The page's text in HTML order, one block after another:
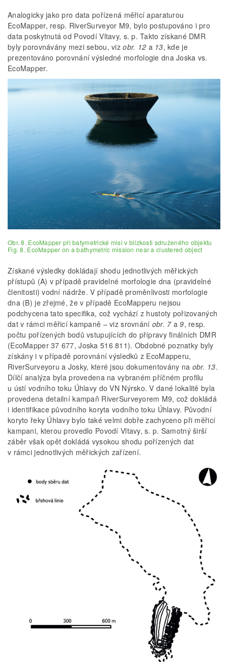
Analogicky jako pro data pořízená měřicí aparaturou
EcoMapper, resp. RiverSurveyor M9, bylo postupováno i pro
data poskytnutá od Povodí Vltavy, s. p. Takto získané DMR
byly porovnávány mezi sebou, vizobr. 12 a 13, kde je
prezentováno porovnání výsledné morfologie dna Joska vs.
EcoMapper.
Obr. 8. EcoMapper při batymetrické misi v blízkosti sdruženého objektu
Fig. 8. EcoMapper on a bathymetric mission near a clustered object
Získané výsledky dokládají shodu jednotlivých měřických
přístupů (A) v případě pravidelné morfologie dna (pravidelné
členitosti) vodní nádrže. V případě proměnlivosti morfologie
dna (B) je zřejmé, že v případě EcoMapperu nejsou
podchycena tato specifika, což vychází z hustoty pořizovaných
dat v rámci měřicí kampaně – viz srovnání obr. 7a9, resp.
počtu pořízených bodů vstupujících do přípravy finálních DMR
(EcoMapper 37 677, Joska 516 811). Obdobné poznatky byly
získány i v případě porovnání výsledků z EcoMapperu,
RiverSurveyoru a Josky, které jsou dokumentovány na obr. 13.
Dílčí analýza byla provedena na vybraném příčném profilu
u ústí vodního toku Úhlavy do VN Nýrsko. V dané lokalitě byla
provedena detailní kampaň RiverSurveyorem M9, což dokládá
i identifikace původního koryta vodního toku Úhlavy. Původní
koryto řeky Úhlavy bylo také velmi dobře zachyceno při měřicí
kampani, kterou provedlo Povodí Vltavy, s. p. Samotný širší
záběr však opět dokládá vysokou shodu pořízených dat
v rámci jednotlivých měřických zařízení.